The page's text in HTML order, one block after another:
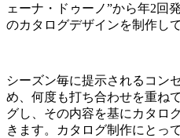
ェーナ・ドゥーノ”から年2回
のカタログデザインを制作し
シーズン毎に提示されるコン
め、何度も打ち合わせを重ね
グし、その内容を基にカタロ
きます。カタログ制作にとっ